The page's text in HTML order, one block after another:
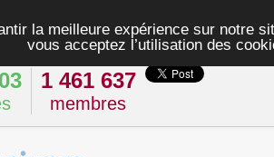
la meilleure expérience sur notre
vous acceptez l’utilisation des
1 461 637
membres